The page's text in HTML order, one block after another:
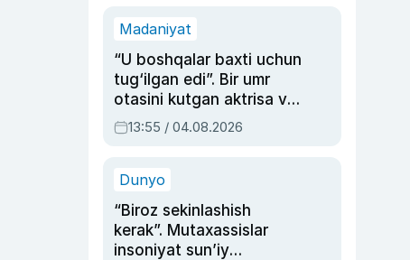
Madaniyat
“U boshqalar baxti uchun
tug‘ilgan edi”. Bir umr
otasini kutgan aktrisa va
dublyaj ustasi Rimma
Ahmedovaning
13:55 / 04.08.2026
Dunyo
“Biroz sekinlashish
kerak”. Mutaxassislar
insoniyat sun’iy